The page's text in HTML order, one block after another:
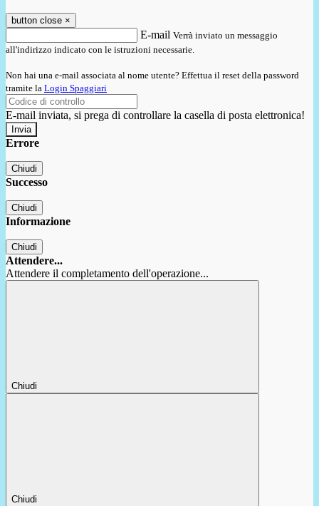
button close ×
E-mail Verrà inviato un messaggio
all'indirizzo indicato con le istruzioni necessarie.
Non hai una e-mail associata al nome utente? Effettua il reset della password
tramite la Login Spaggiari
E-mail inviata, si prega di controllare la casella di posta elettronica!
Errore
Chiudi
Successo
Chiudi
Informazione
Chiudi
Attendere...
Attendere il completamento dell'operazione...
Chiudi
Chiudi